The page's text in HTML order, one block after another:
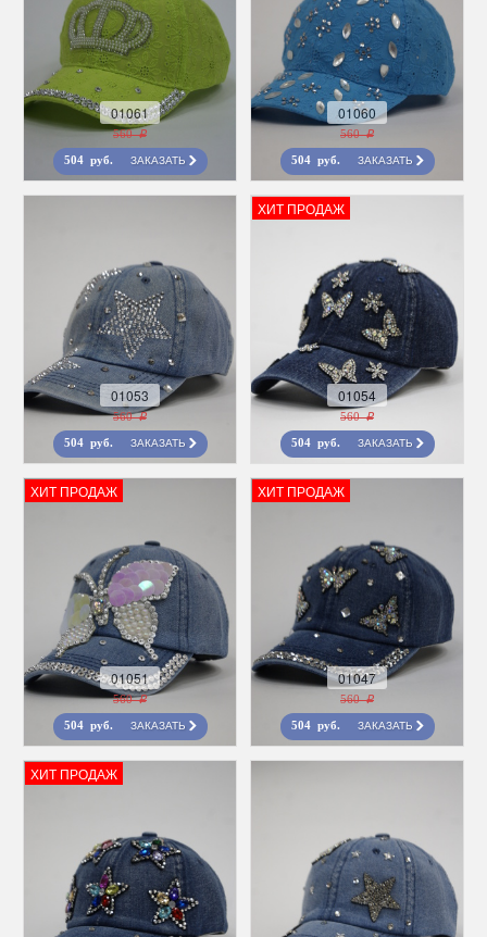
01061
560 r
504 руб. ЗАКАЗАТЬ
01060
560 r
504 руб. ЗАКАЗАТЬ
01053
560 r
504 руб. ЗАКАЗАТЬ
ХИТ ПРОДАЖ
01054
560 r
504 руб. ЗАКАЗАТЬ
ХИТ ПРОДАЖ
01051
560 r
504 руб. ЗАКАЗАТЬ
ХИТ ПРОДАЖ
01047
560 r
504 руб. ЗАКАЗАТЬ
ХИТ ПРОДАЖ